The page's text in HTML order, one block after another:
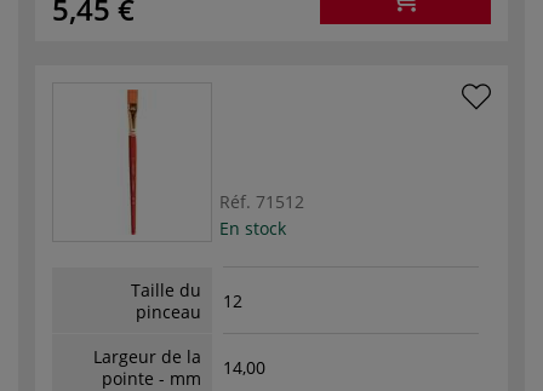
5,45 €
Réf. 71512
En stock
Taille du
pinceau
12
Largeur de la
pointe - mm
14,00